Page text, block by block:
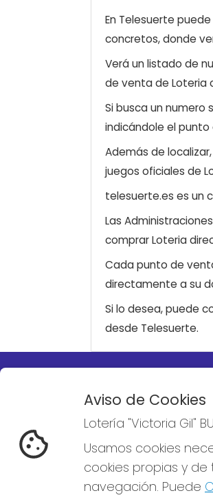
En Telesuerte
concretos, donde
Verá un listado de
de venta de Loteria
Si busca un numero
indicándole el
Además de
juegos oficiales de
telesuerte.es es un
Las
comprar Loteria
Cada punto de
directamente a su
Si lo desea, puede
desde Telesuerte.
LOTERÍA "VICTORIA GIL"
BURGOS
¿Quiénes somos?
Resultados
Contacto
Boletos digitales
Aviso de Cookies
Lotería "Victoria Gil"
Usamos cookies
cookies propias y
navegación. Puede